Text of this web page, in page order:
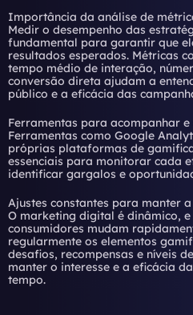
Importância da análise de
Medir o desempenho das
fundamental para garantir que
resultados esperados. Métricas
tempo médio de interação,
conversão direta ajudam a
público e a eficácia das
Ferramentas para acompanhar
Ferramentas como Google
próprias plataformas de
essenciais para monitorar cada
identificar gargalos e
Ajustes constantes para manter
O marketing digital é dinâmico,
consumidores mudam
regularmente os elementos
desafios, recompensas e níveis
manter o interesse e a eficácia
tempo.